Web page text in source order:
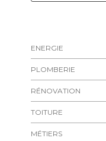
ENERGIE
PLOMBERIE
RÉNOVATION
TOITURE
MÉTIERS